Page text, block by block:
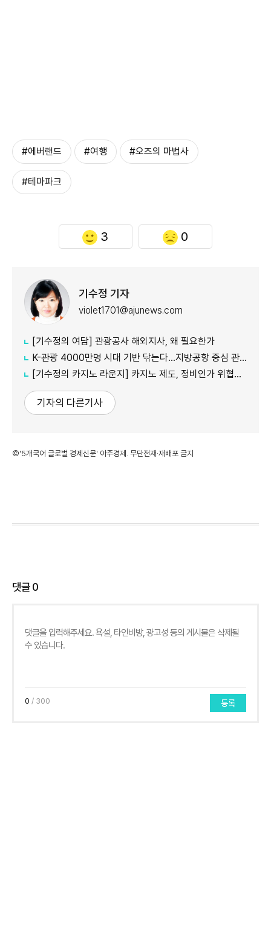
#에버랜드 #여행 #오즈의 마법사
#테마파크
3 0
기수정 기자
violet1701@ajunews.com
[기수정의 여담] 관광공사 해외지사, 왜 필요한가
K-관광 4000만명 시대 기반 닦는다…지방공항 중심 관광벨트 조성
[기수정의 카지노 라운지] 카지노 제도, 정비인가 위협인가
기자의 다른기사
©'5개국어 글로벌 경제신문' 아주경제. 무단전재·재배포 금지
댓글0
0 / 300 등록